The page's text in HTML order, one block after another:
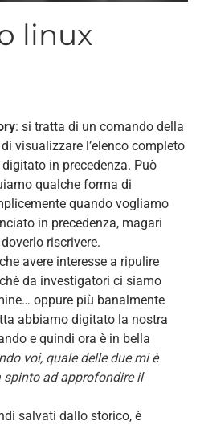
linux
: si tratta di un comando della
visualizzare l’elenco completo
in precedenza. Può
qualche forma di
quando vogliamo
in precedenza, magari
riscrivere.
avere interesse a ripulire
da investigatori ci siamo
oppure più banalmente
abbiamo digitato la nostra
e quindi ora è in bella
voi, quale delle due mi è
spinto ad approfondire il
salvati dallo storico, è